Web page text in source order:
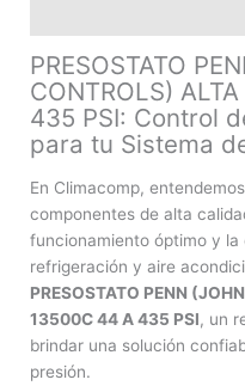
cantidad
PRESOSTATO
CONTROLS)
435 PSI: Control
para tu Sistema
En Climacomp,
componentes de alta
funcionamiento óptimo y
refrigeración y aire
PRESOSTATO PENN
13500C 44 A 435 PSI, un
brindar una solución
presión.